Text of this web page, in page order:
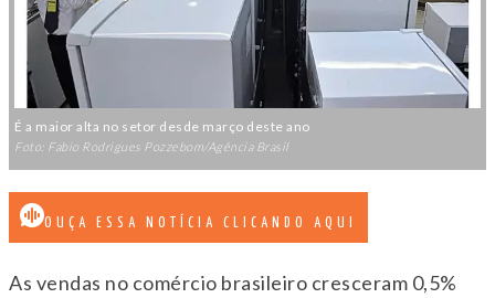
É a maior alta no setor desde março deste ano
Foto: Fabio Rodrigues Pozzebom/Agência Brasil
OUÇA ESSA NOTÍCIA CLICANDO AQUI
As vendas no comércio brasileiro cresceram 0,5%